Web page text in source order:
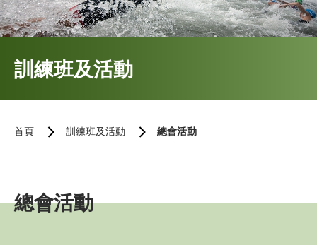
首頁
訓練班及活動
首頁 訓練班及活動 總會活動
總會活動